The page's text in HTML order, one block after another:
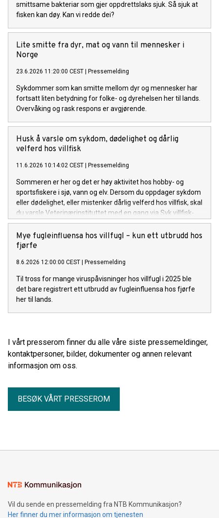
smittsame bakteriar som gjer oppdrettslaks sjuk. Så sjuk at
fisken kan døy. Kan vi redde dei?
Lite smitte fra dyr, mat og vann til mennesker i
Norge
23.6.2026 11:20:00 CEST Pressemelding
Sykdommer som kan smitte mellom dyr og mennesker har
fortsatt liten betydning for folke- og dyrehelsen her til lands.
Overvåking og rask respons er avgjørende.
Husk å varsle om sykdom, dødelighet og dårlig
velferd hos villfisk
11.6.2026 10:14:02 CEST Pressemelding
Sommeren er her og det er høy aktivitet hos hobby- og
sportsfiskere i sjø, vann og elv. Dersom du oppdager sykdom
eller dødelighet, eller mistenker dårlig velferd hos villfisk, skal
du varsle Veterinærinstituttet med en gang via Syk villfisk-
portalen.
Mye fugleinfluensa hos villfugl – kun ett utbrudd hos
fjørfe
8.6.2026 12:00:00 CEST Pressemelding
Til tross for mange viruspåvisninger hos villfugl i 2025 ble
det bare registrert ett utbrudd av fugleinfluensa hos fjørfe
her til lands.
I vårt presserom finner du alle våre siste pressemeldinger,
kontaktpersoner, bilder, dokumenter og annen relevant
informasjon om oss.
BESØK VÅRT PRESSEROM
Vil du sende en pressemelding fra NTB Kommunikasjon?
Her finner du mer informasjon om tjenesten